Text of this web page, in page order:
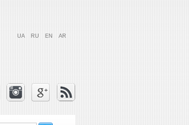
UA RU EN AR